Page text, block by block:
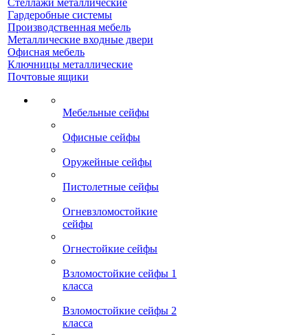
Стеллажи металлические
Гардеробные системы
Производственная мебель
Металлические входные двери
Офисная мебель
Ключницы металлические
Почтовые ящики
Мебельные сейфы
Офисные сейфы
Оружейные сейфы
Пистолетные сейфы
Огневзломостойкие
сейфы
Огнестойкие сейфы
Взломостойкие сейфы 1
класса
Взломостойкие сейфы 2
класса